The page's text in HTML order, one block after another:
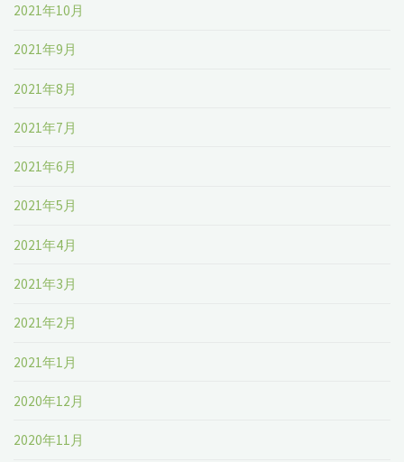
2021年10月
2021年9月
2021年8月
2021年7月
2021年6月
2021年5月
2021年4月
2021年3月
2021年2月
2021年1月
2020年12月
2020年11月